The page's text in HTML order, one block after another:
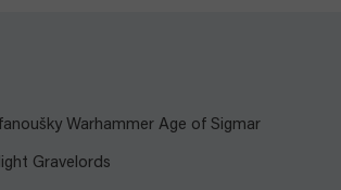
Warhammer Age of Sigmar
Gravelords